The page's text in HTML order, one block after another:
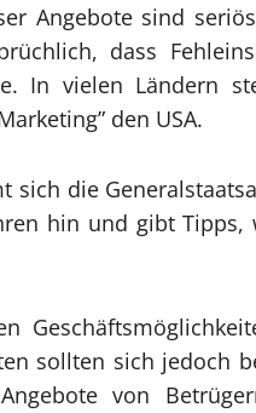
Angebote sind
dass
In vielen Ländern
den USA.
sich die
hin und gibt
sollten sich jedoch
von